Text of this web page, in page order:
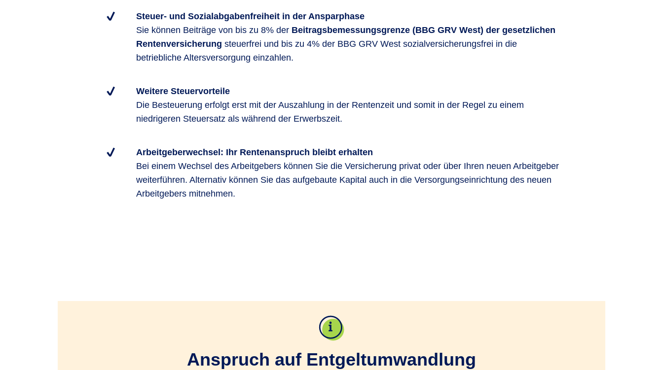
Steuer- und Sozialabgabenfreiheit in der Ansparphase
Sie können Beiträge von bis zu 8% der Beitragsbemessungsgrenze (BBG GRV West) der gesetzlichen
Rentenversicherung steuerfrei und bis zu 4% der BBG GRV West sozialversicherungsfrei in die
betriebliche Altersversorgung einzahlen.
Weitere Steuervorteile
Die Besteuerung erfolgt erst mit der Auszahlung in der Rentenzeit und somit in der Regel zu einem
niedrigeren Steuersatz als während der Erwerbszeit.
Arbeitgeberwechsel: Ihr Rentenanspruch bleibt erhalten
Bei einem Wechsel des Arbeitgebers können Sie die Versicherung privat oder über Ihren neuen Arbeitgeber
weiterführen. Alternativ können Sie das aufgebaute Kapital auch in die Versorgungseinrichtung des neuen
Arbeitgebers mitnehmen.
Anspruch auf Entgeltumwandlung